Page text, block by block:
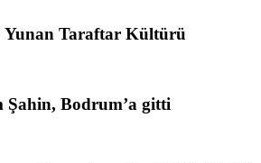
Yunan Taraftar Kültürü
Şahin, Bodrum’a gitti